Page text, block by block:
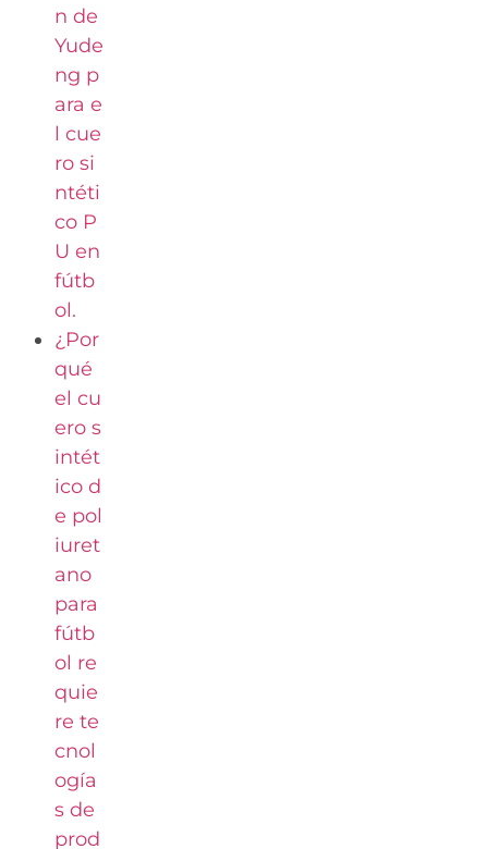
n de
Yude
ng p
ara e
l cue
ro si
ntéti
co P
U en
fútb
ol.
¿Por
qué
el cu
ero s
intét
ico d
e pol
iuret
ano
para
fútb
ol re
quie
re te
cnol
ogía
s de
prod